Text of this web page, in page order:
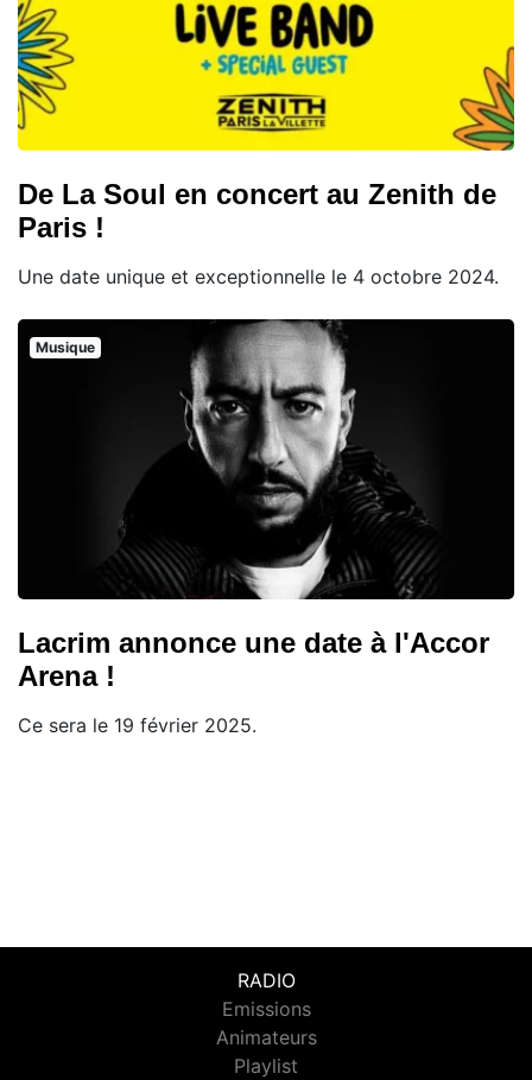
De La Soul en concert au Zenith de
Paris !
Une date unique et exceptionnelle le 4 octobre 2024.
Musique
Lacrim annonce une date à l'Accor
Arena !
Ce sera le 19 février 2025.
RADIO
Emissions
Animateurs
Playlist